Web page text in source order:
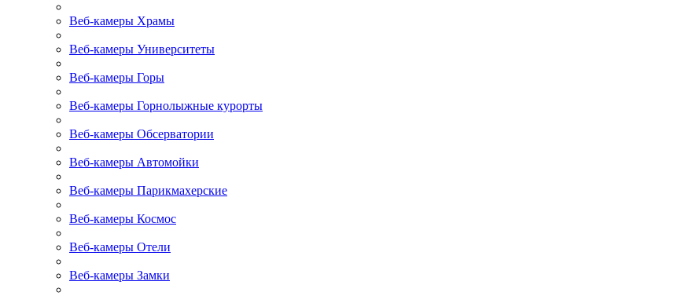
Веб-камеры Храмы
Веб-камеры Университеты
Веб-камеры Горы
Веб-камеры Горнолыжные курорты
Веб-камеры Обсерватории
Веб-камеры Автомойки
Веб-камеры Парикмахерские
Веб-камеры Космос
Веб-камеры Отели
Веб-камеры Замки